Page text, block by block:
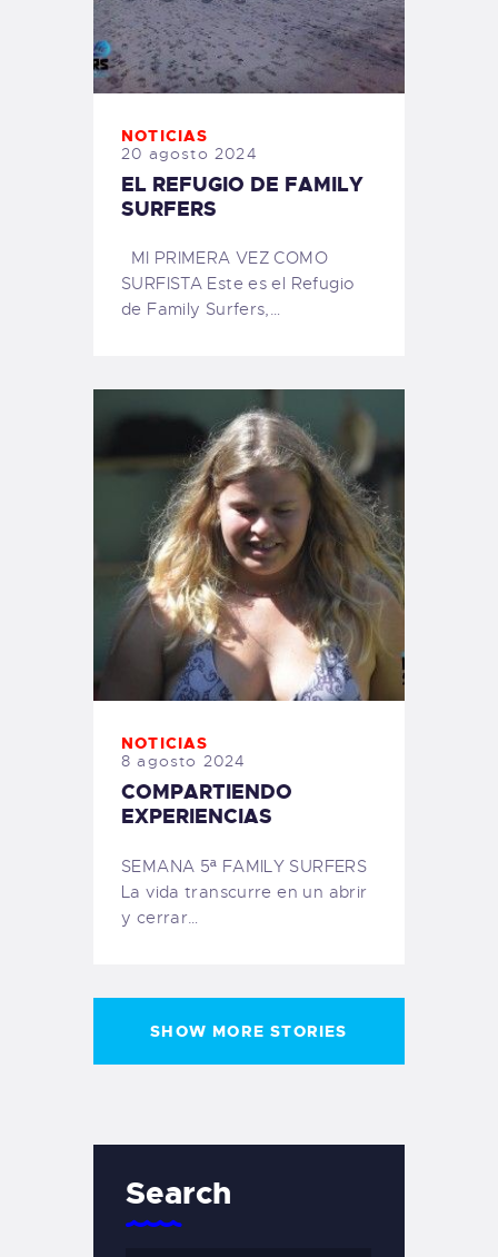
NOTICIAS
20 agosto 2024
EL REFUGIO DE FAMILY
SURFERS
MI PRIMERA VEZ COMO
SURFISTA Este es el Refugio
de Family Surfers,…
NOTICIAS
8 agosto 2024
COMPARTIENDO
EXPERIENCIAS
SEMANA 5ª FAMILY SURFERS
La vida transcurre en un abrir
y cerrar…
SHOW MORE STORIES
Search